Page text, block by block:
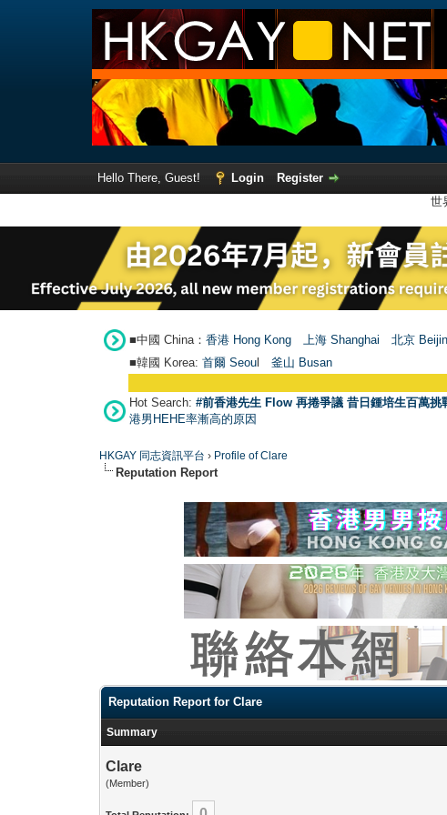
Hello There, Guest! Login
Register
世
■中國 China： 香港 Hong Kong 上海 Shanghai 北京
■韓國 Korea: 首爾 Seou 釜山 Busan
Hot Search: #前香港先生 Flow 再捲爭議 昔日鍾培生百萬
港男HEHE率漸高的原因
HKGAY 同志資訊平台 › Profile of Clare
Reputation Report
Reputation Report for Clare
Summary
Clare
(Member)